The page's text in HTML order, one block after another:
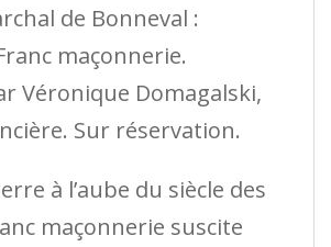
de Bonneval :
maçonnerie.
Véronique Domagalski,
Sur réservation.
à l’aube du siècle des
maçonnerie suscite